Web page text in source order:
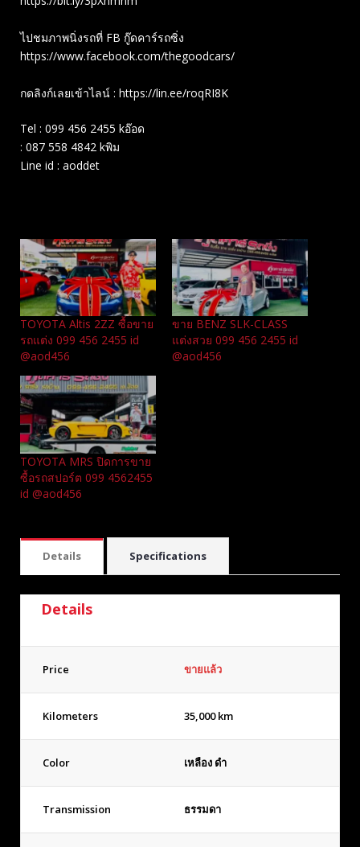
ไปชมภาพนิ่งรถที่ FB กู๊ดคาร์รถซิ่ง
https://www.facebook.com/thegoodcars/
กดลิงก์เลยเข้าไลน์ : https://lin.ee/roqRI8K
Tel : 099 456 2455 kอ๊อด
: 087 558 4842 kพิม
Line id : aoddet
TOYOTA Altis 2ZZ ซื้อขาย
รถแต่ง 099 456 2455 id
@aod456
ขาย BENZ SLK-CLASS
แต่งสวย 099 456 2455 id
@aod456
TOYOTA MRS ปิดการขาย
ซื้อรถสปอร์ต 099 4562455
id @aod456
Details Specifications
Details
Price ขายแล้ว
Kilometers 35,000 km
Color เหลือง ดำ
Transmission ธรรมดา